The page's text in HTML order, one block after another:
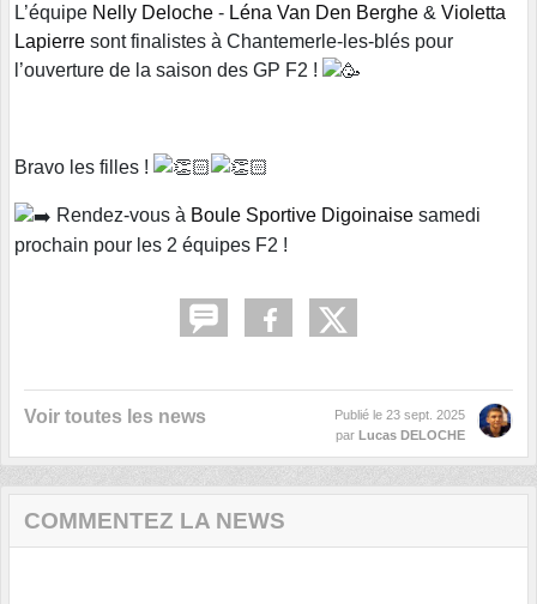
L’équipe Nelly Deloche - Léna Van Den Berghe & Violetta
Lapierre sont finalistes à Chantemerle-les-blés pour
l’ouverture de la saison des GP F2 !
Bravo les filles !
Rendez-vous à Boule Sportive Digoinaise samedi
prochain pour les 2 équipes F2 !
Voir toutes les news Publié le 23 sept. 2025
par
Lucas DELOCHE
COMMENTEZ LA NEWS